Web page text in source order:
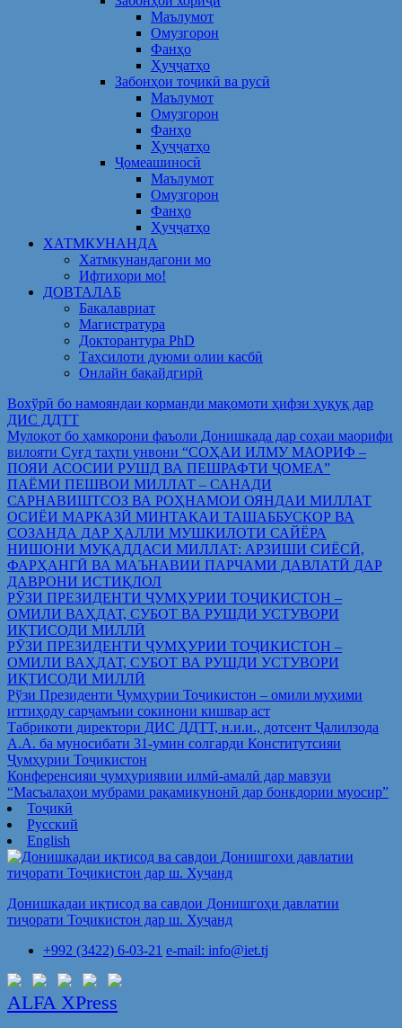
Маълумот
Омузгорон
Фанҳо
Ҳуҷҷатҳо
Забонҳои тоҷикӣ ва русӣ
Маълумот
Омузгорон
Фанҳо
Ҳуҷҷатҳо
Ҷомеашиносӣ
Маълумот
Омузгорон
Фанҳо
Ҳуҷҷатҳо
ХАТМКУНАНДА
Хатмкунандагони мо
Ифтихори мо!
ДОВТАЛАБ
Бакалавриат
Магистратура
Докторантура PhD
Таҳсилоти дуюми олии касбӣ
Онлайн бақайдгирӣ
Вохўрӣ бо намояндаи корманди мақомоти ҳифзи ҳуқуқ дар
ДИС ДДТТ
Мулоқот бо ҳамкорони фаъоли Донишкада дар соҳаи маорифи
вилояти Суғд таҳти унвони “СОҲАИ ИЛМУ МАОРИФ –
ПОЯИ АСОСИИ РУШД ВА ПЕШРАФТИ ҶОМЕА”
ПАЁМИ ПЕШВОИ МИЛЛАТ – САНАДИ
САРНАВИШТСОЗ ВА РОҲНАМОИ ОЯНДАИ МИЛЛАТ
ОСИЁИ МАРКАЗӢ МИНТАҚАИ ТАШАББУСКОР ВА
СОЗАНДА ДАР ҲАЛЛИ МУШКИЛОТИ САЙЁРА
НИШОНИ МУҚАДДАСИ МИЛЛАТ: АРЗИШИ СИЁСӢ,
ФАРҲАНГӢ ВА МАЪНАВИИ ПАРЧАМИ ДАВЛАТӢ ДАР
ДАВРОНИ ИСТИҚЛОЛ
РӮЗИ ПРЕЗИДЕНТИ ҶУМҲУРИИ ТОҶИКИСТОН –
ОМИЛИ ВАҲДАТ, СУБОТ ВА РУШДИ УСТУВОРИ
ИҚТИСОДИ МИЛЛӢ
РӮЗИ ПРЕЗИДЕНТИ ҶУМҲУРИИ ТОҶИКИСТОН –
ОМИЛИ ВАҲДАТ, СУБОТ ВА РУШДИ УСТУВОРИ
ИҚТИСОДИ МИЛЛӢ
Рўзи Президенти Ҷумҳурии Тоҷикистон – омили муҳими
иттиҳоду сарҷамъии сокинони кишвар аст
Табрикоти директори ДИС ДДТТ, н.и.и., дотсент Ҷалилзода
А.А. ба муносибати 31-умин солгарди Конститутсияи
Ҷумҳурии Тоҷикистон
Конференсияи ҷумҳуриявии илмӣ-амалӣ дар мавзуи
“Масъалаҳои мубрами рақамикунонӣ дар бонкдории муосир”
Тоҷикӣ
Русский
English
Донишкадаи иқтисод ва савдои Донишгоҳи давлатии
тиҷорати Тоҷикистон дар ш. Хуҷанд
+992 (3422) 6-03-21 e-mail: info@iet.tj
ALFA XPress